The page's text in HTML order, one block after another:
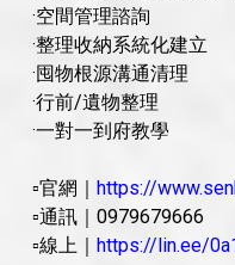
·空間管理諮詢
·整理收納系統化建立
·囤物根源溝通清理
·行前/遺物整理
·一對一到府教學
▫官網｜ https://
▫通訊｜0979679666
▫線上｜ https://lin.ee/